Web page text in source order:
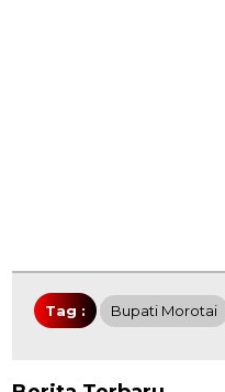
Tag : Bupati Morotai